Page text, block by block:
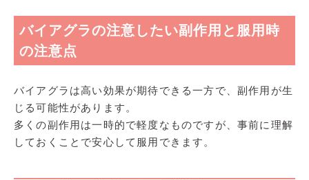
バイアグラの注意したい副作用と服用時
の注意点
バイアグラは高い効果が期待できる一方で、副作用が生
じる可能性があります。
多くの副作用は一時的で軽度なものですが、事前に理解
しておくことで安心して服用できます。